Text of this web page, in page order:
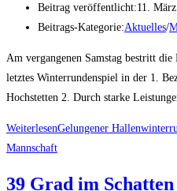
Beitrag veröffentlicht:11.
Beitrags-Kategorie:Aktuelles/
Am vergangenen Samstag bestritt
letztes Winterrundenspiel in der 1.
Hochstetten 2. Durch starke
WeiterlesenGelungener
Mannschaft
39 Grad im